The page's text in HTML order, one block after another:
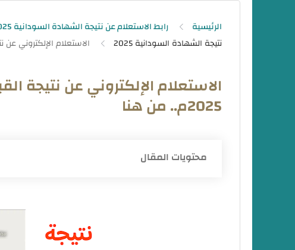
الرئيسية رابط الاستعلام عن نتيجة الشهادة السودانية 2025
نتيجة الشهادة السودانية 2025
الاستعلام الإلكتروني عن نتيجة
2025م.. من هنا
محتويات المقال